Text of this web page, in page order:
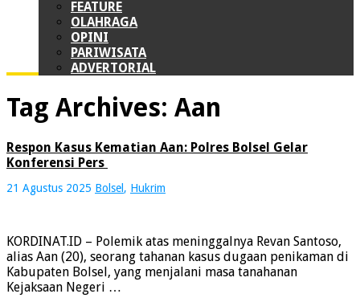
FEATURE
OLAHRAGA
OPINI
PARIWISATA
ADVERTORIAL
Tag Archives: Aan
Respon Kasus Kematian Aan: Polres Bolsel Gelar
Konferensi Pers
21 Agustus 2025 Bolsel, Hukrim
KORDINAT.ID – Polemik atas meninggalnya Revan Santoso,
alias Aan (20), seorang tahanan kasus dugaan penikaman di
Kabupaten Bolsel, yang menjalani masa tanahanan
Kejaksaan Negeri …